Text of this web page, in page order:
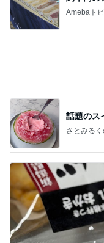
Amebaト
話題のス
さとみる